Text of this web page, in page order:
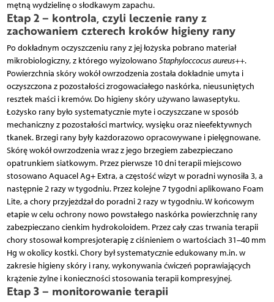
mętną wydzielinę o słodkawym zapachu.
Etap 2 – kontrola, czyli leczenie rany z
zachowaniem czterech kroków higieny rany
Po dokładnym oczyszczeniu rany z jej łożyska pobrano materiał
mikrobiologiczny, z którego wyizolowanoStaphyloccocus aureus++.
Powierzchnia skóry wokół owrzodzenia została dokładnie umyta i
oczyszczona z pozostałości zrogowaciałego naskórka, nieusuniętych
resztek maści i kremów. Do higieny skóry używano lawaseptyku.
Łożysko rany było systematycznie myte i oczyszczane w sposób
mechaniczny z pozostałości martwicy, wysięku oraz nieefektywnych
tkanek. Brzegi rany były każdorazowo opracowywane i pielęgnowane.
Skórę wokół owrzodzenia wraz z jego brzegiem zabezpieczano
opatrunkiem siatkowym. Przez pierwsze 10 dni terapii miejscowo
stosowano Aquacel Ag+ Extra, a częstość wizyt w poradni wynosiła 3, a
następnie 2 razy w tygodniu. Przez kolejne 7 tygodni aplikowano Foam
Lite, a chory przyjeżdżał do poradni 2 razy w tygodniu. W końcowym
etapie w celu ochrony nowo powstałego naskórka powierzchnię rany
zabezpieczano cienkim hydrokoloidem. Przez cały czas trwania terapii
chory stosował kompresjoterapię z ciśnieniem o wartościach 31–40 mm
Hg w okolicy kostki. Chory był systematycznie edukowany m.in. w
zakresie higieny skóry i rany, wykonywania ćwiczeń poprawiających
krążenie żylne i konieczności stosowania terapii kompresyjnej.
Etap 3 – monitorowanie terapii